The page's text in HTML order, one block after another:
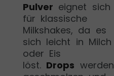
Pulver eignet sich
für klassische
Milkshakes, da es
sich leicht in Milch
oder Eis
löst. Drops werden